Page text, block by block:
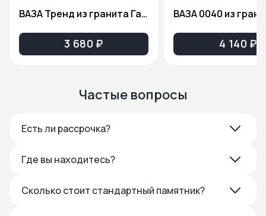
ВАЗА Тренд из гранита Габбро Диабаз
3 680 ₽ 4 140 ₽
Частые вопросы
Есть ли рассрочка?
Где вы находитесь?
Сколько стоит стандартный памятник?